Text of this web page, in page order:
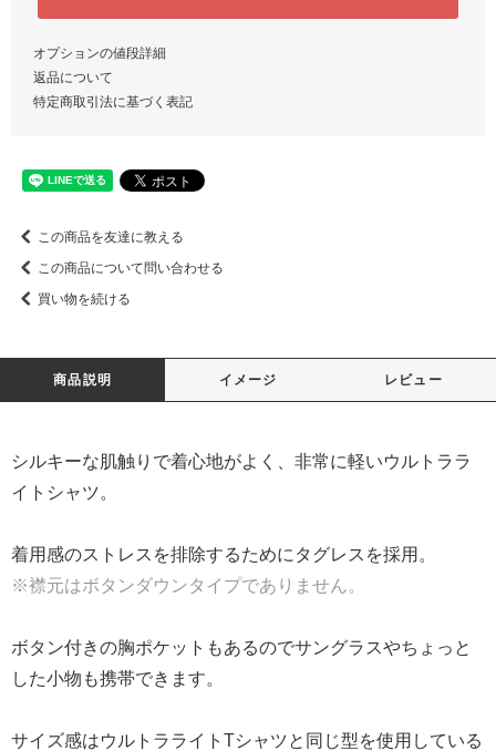
オプションの値段詳細
返品について
特定商取引法に基づく表記
この商品を友達に教える
この商品について問い合わせる
買い物を続ける
商品説明 イメージ レビュー
シルキーな肌触りで着心地がよく、非常に軽いウルトララ
イトシャツ。
着用感のストレスを排除するためにタグレスを採用。
※襟元はボタンダウンタイプでありません。
ボタン付きの胸ポケットもあるのでサングラスやちょっと
した小物も携帯できます。
サイズ感はウルトラライトTシャツと同じ型を使用している